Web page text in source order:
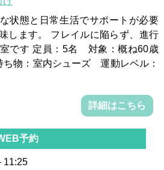
状態と日常生活でサポートが必要
します。 フレイルに陥らず、進行
です 定員：5名 対象：概ね60歳
物：室内シューズ 運動レベル：
詳細はこちら
予約
11:25